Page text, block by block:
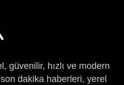
güvenilir, hızlı ve modern
dakika haberleri, yerel